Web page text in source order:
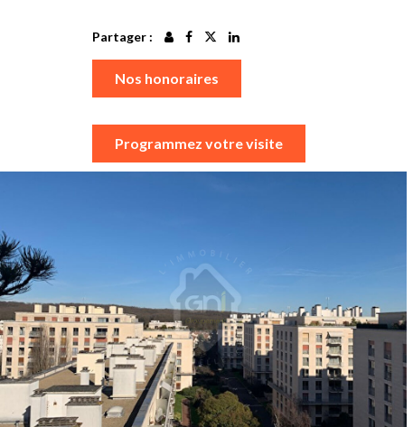
Partager :
Nos honoraires
Programmez votre visite